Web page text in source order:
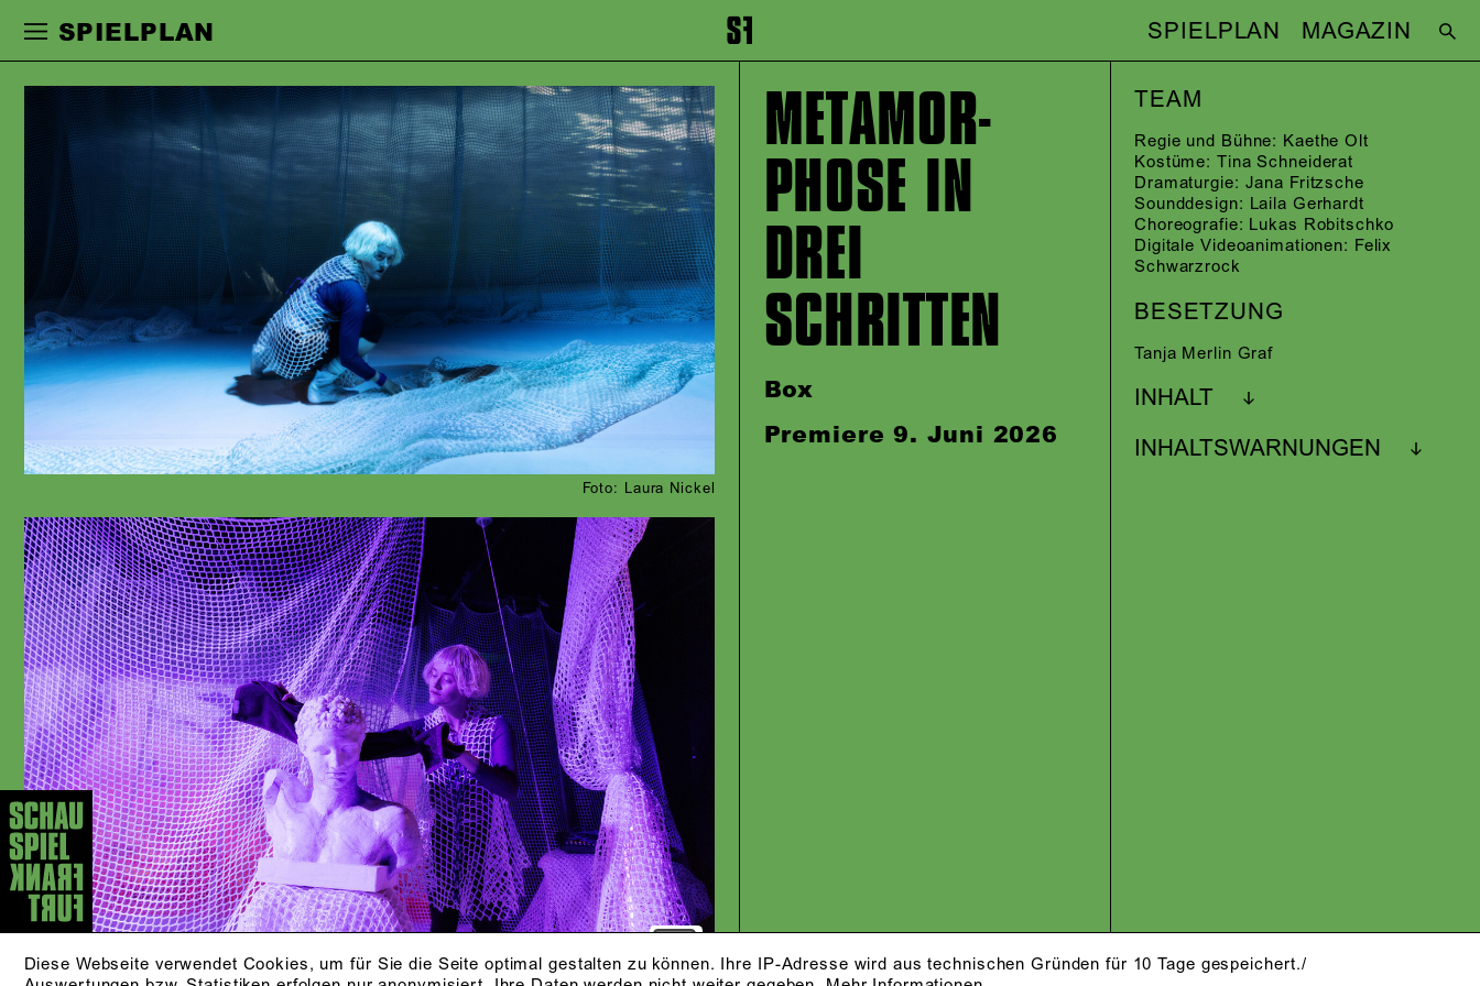
Zur Hauptnavigation springen Zum Footer springen
SPIELPLAN SPIELPLAN MAGAZIN
Diese Webseite verwendet Cookies, um für Sie die Seite optimal gestalten zu können. Ihre IP-Adresse wird aus technischen Gründen für 10 Tage gespeichert./
METAMOR­
PHOSE IN
DREI
SCHRITTEN
Box
Premiere 9. Juni 2026
TEAM
Regie und Bühne: Kaethe Olt
Kostüme: Tina Schneiderat
Dramaturgie: Jana Fritzsche
Sounddesign: Laila Gerhardt
Choreografie: Lukas Robitschko
Digitale Videoanimationen: Felix
Schwarzrock
BESETZUNG
Tanja Merlin Graf
INHALT
INHALTSWARNUNGEN
Foto: Laura Nickel